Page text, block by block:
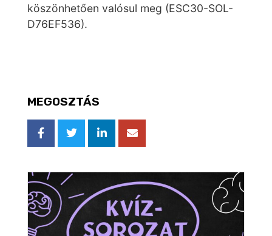
köszönhetően valósul meg (ESC30-SOL-
D76EF536).
MEGOSZTÁS